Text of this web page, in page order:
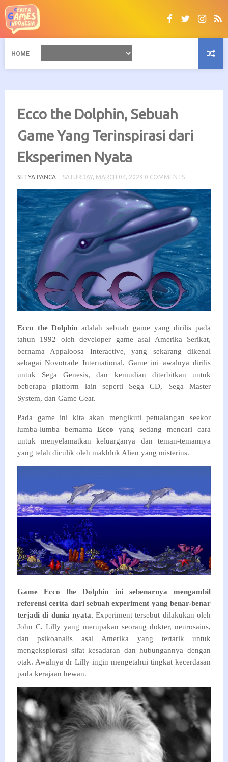
HOME
Ecco the Dolphin, Sebuah
Game Yang Terinspirasi dari
Eksperimen Nyata
SETYA PANCA SATURDAY, MARCH 04, 2023 0 COMMENTS
Ecco the Dolphinadalah sebuah game yang dirilis pada
tahun 1992 oleh developer game asal Amerika Serikat,
bernama Appaloosa Interactive, yang sekarang dikenal
sebagai Novotrade International. Game ini awalnya dirilis
untuk Sega Genesis, dan kemudian diterbitkan untuk
beberapa platform lain seperti Sega CD, Sega Master
System, dan Game Gear.
Pada game ini kita akan mengikuti petualangan seekor
lumba-lumba bernama Ecco yang sedang mencari cara
untuk menyelamatkan keluarganya dan teman-temannya
yang telah diculik oleh makhluk Alien yang misterius.
Game Ecco the Dolphin ini sebenarnya mengambil
referensi cerita dari sebuah experiment yang benar-benar
terjadi di dunia nyata. Experiment tersebut dilakukan oleh
John C. Lilly yang merupakan seorang dokter, neurosains,
dan psikoanalis asal Amerika yang tertarik untuk
mengeksplorasi sifat kesadaran dan hubungannya dengan
otak. Awalnya dr Lilly ingin mengetahui tingkat kecerdasan
pada kerajaan hewan.